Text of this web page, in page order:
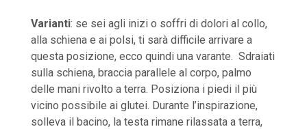
Varianti: se sei agli inizi o soffri di dolori al collo,
alla schiena e ai polsi, ti sarà difficile arrivare a
questa posizione, ecco quindi una varante. Sdraiati
sulla schiena, braccia parallele al corpo, palmo
delle mani rivolto a terra. Posiziona i piedi il più
vicino possibile ai glutei. Durante l’inspirazione,
solleva il bacino, la testa rimane rilassata a terra,